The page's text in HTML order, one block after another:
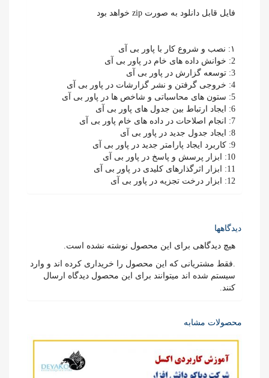
فایل قابل دانلود به صورت zip خواهد بود
۱: نصب و شروع کار با پاور بی آی
2: خوانش داده های خام در پاور بی آی
3: توسعه گزارش در پاور بی آی
4: خروجی گرفتن و نشر گزارشات در پاور بی آی
5: ستون های محاسباتی و شاخص ها در پاور بی آی
6: ایجاد ارتباط بین جدول های پاور بی آی
7: انجام اصلاحات در داده های خام پاور بی آی
8: ایجاد جدول جدید در پاور بی آی
9: کاربرد ایجاد پارامتر جدید در پاور بی آی
10: ابزار پرسش و پاسخ در پاور بی آی
11: ابزار اثرگذارهای کلیدی در پاور بی آی
12: ابزار درخت تجزیه در پاور بی آی
دیدگاهها
هیچ دیدگاهی برای این محصول نوشته نشده است.
.فقط مشتریانی که این محصول را خریداری کرده اند و وارد
سیستم شده اند میتوانند برای این محصول دیدگاه ارسال
کنند.
محصولات مشابه